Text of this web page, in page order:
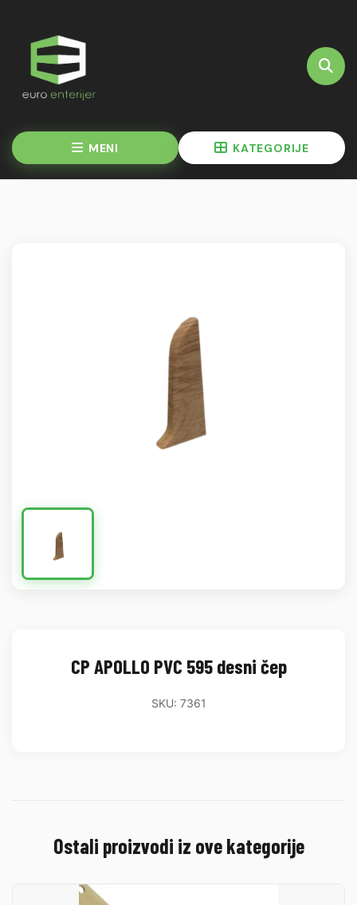
MENI KATEGORIJE
CP APOLLO PVC 595 desni čep
SKU: 7361
Ostali proizvodi iz ove kategorije